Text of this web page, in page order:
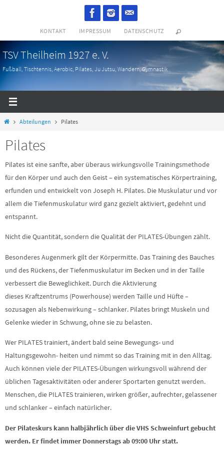
KONTAKT IMPRESSUM DATENSCHUTZ
TSV Theilheim 1927 e. V.
Fußball, Tischtennis, Aerobic, Pilates, Ju Jutsu, Wandern, Gymnastik
StartAbteilungen Pilates
Pilates
Pilates ist eine sanfte, aber überaus wirkungsvolle Trainingsmethode
für den Körper und auch den Geist – ein systematisches Körpertraining,
erfunden und entwickelt von Joseph H. Pilates. Die Muskulatur und vor
allem die Tiefenmuskulatur wird ganz gezielt aktiviert, gedehnt und
entspannt.
Nicht die Quantität, sondern die Qualität der PILATES-Übungen zählt.
Besonderes Augenmerk gilt der Körpermitte. Das Training des Bauches
und des Rückens, der Tiefenmuskulatur im Becken und in der Taille
verbessert die Beweglichkeit. Durch die Aktivierung
dieses Kraftzentrums (Powerhouse) werden Taille und Hüfte –
sozusagen als Nebenwirkung – schlanker. Pilates bringt Muskeln und
Gelenke wieder in Schwung, ohne sie zu belasten.
Wer PILATES trainiert, ändert bald seine Bewegungs- und
Haltungsgewohn- heiten und nimmt so das Training mit in den Alltag.
Auch können viele der PILATES-Übungen wirkungsvoll während der
üblichen Tagesaktivitäten oder anderer Sportarten genutzt werden.
Menschen, die PILATES trainieren, wirken größer, aufrechter, gelassener
und schlanker – einfach natürlicher.
Der Pilateskurs kann halbjährlich über die VHS Schweinfurt gebucht
werden. Er findet immer Donnerstagsab 09:00 Uhr statt.